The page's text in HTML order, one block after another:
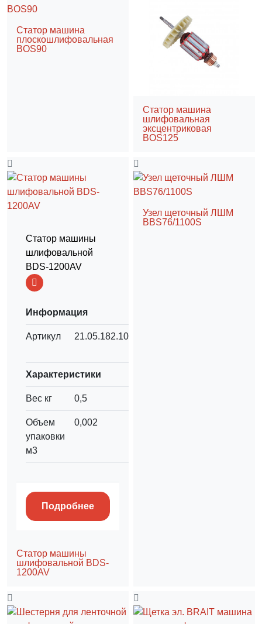
Статор машина
плоскошлифовальная
BOS90
Статор машина
шлифовальная
эксцентриковая
BOS125
Статор машины
шлифовальной
BDS-1200AV
Информация
Артикул 21.05.182.109
Характеристики
Вес кг 0,5
Объем
упаковки
м3
0,002
Подробнее
Статор машины
шлифовальной BDS-
1200AV
Узел щеточный ЛШМ
BBS76/1100S